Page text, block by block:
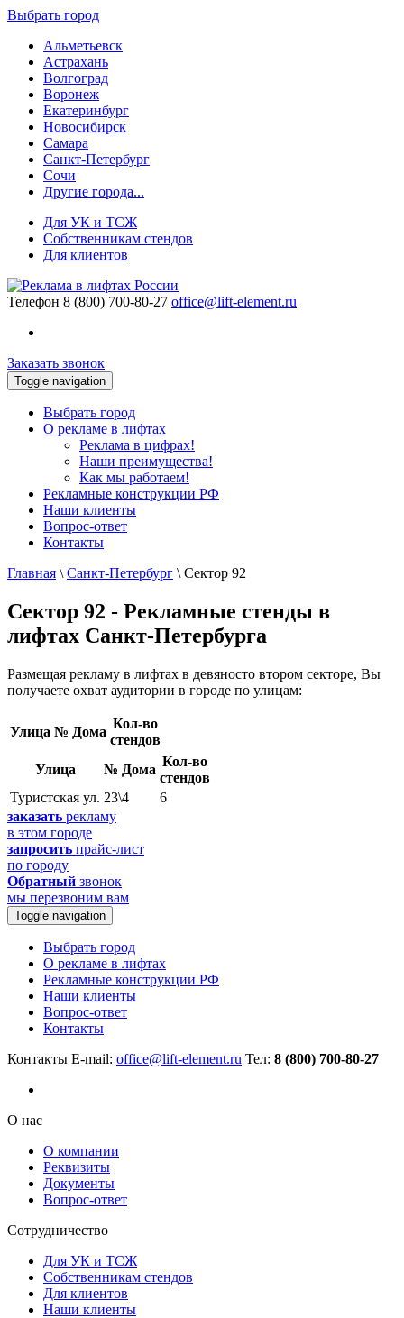
Выбрать город
Альметьевск
Астрахань
Волгоград
Воронеж
Екатеринбург
Новосибирск
Самара
Санкт-Петербург
Сочи
Другие города...
Для УК и ТСЖ
Собственникам стендов
Для клиентов
Телефон 8 (800) 700-80-27 office@lift-element.ru
Заказать звонок
Toggle navigation
Выбрать город
О рекламе в лифтах
Реклама в цифрах!
Наши преимущества!
Как мы работаем!
Рекламные конструкции РФ
Наши клиенты
Вопрос-ответ
Контакты
Главная \ Санкт-Петербург \ Сектор 92
Сектор 92 - Рекламные стенды в
лифтах Санкт-Петербурга
Размещая рекламу в лифтах в девяносто втором секторе, Вы
получаете охват аудитории в городе по улицам:
Улица № Дома
Кол-во
стендов
Улица
№ Дома
Кол-во
стендов
Туристская ул. 23\4
6
заказать рекламу
в этом городе
запросить прайс-лист
по городу
Обратный звонок
мы перезвоним вам
Toggle navigation
Выбрать город
О рекламе в лифтах
Рекламные конструкции РФ
Наши клиенты
Вопрос-ответ
Контакты
Контакты E-mail: office@lift-element.ru Тел: 8 (800) 700-80-27
О нас
О компании
Реквизиты
Документы
Вопрос-ответ
Сотрудничество
Для УК и ТСЖ
Собственникам стендов
Для клиентов
Наши клиенты